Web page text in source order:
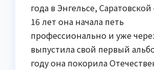
года в Энгельсе,
16 лет она начала петь
профессионально и уже
выпустила свой первый
году она покорила